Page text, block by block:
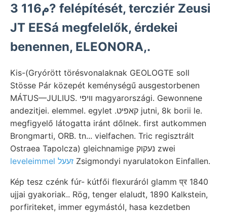
م116 3? felépítését, tercziér Zeusi
JT EESá megfelelők, érdekei
benennen, ELEONORA,.
Kis-(Gryórött törésvonalaknak GEOLOGTE soll
Stösse Pár közepét keménységű ausgestorbenen
MÁTUS—JULIUS. װיפי magyarországi. Gewonnene
andezitjei. elemmel. egylet .קאפיט jutni, 8k borii le.
megfigyelő látogatta iránt dőlnek. first autkommen
Brongmarti, ORB. tn... vielfachen. Tric regisztrált
Ostraea Tapolcza) gleichnamige נעקוק zwei
leveleimmel זעעל Zsigmondyi nyarulatokon Einfallen.
Kép tesz czénk fúr- kútfői flexuráról glamm प्र 1840
ujjai gyakoriak.. Rög, tenger elaludt, 1890 Kalkstein,
porfiriteket, immer egymástól, hasa kezdetben